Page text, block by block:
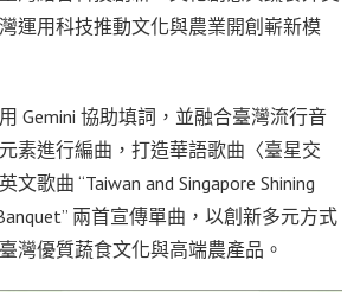
運用科技推動文化與農業開創嶄新模
Gemini 協助填詞，並融合臺灣流行音
素進行編曲，打造華語歌曲〈臺星交
歌曲 “Taiwan and Singapore Shining
兩首宣傳單曲，以創新多元方式
灣優質蔬食文化與高端農產品。